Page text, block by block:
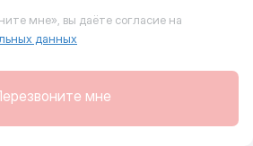
мне», вы даёте согласие на
данных
мне